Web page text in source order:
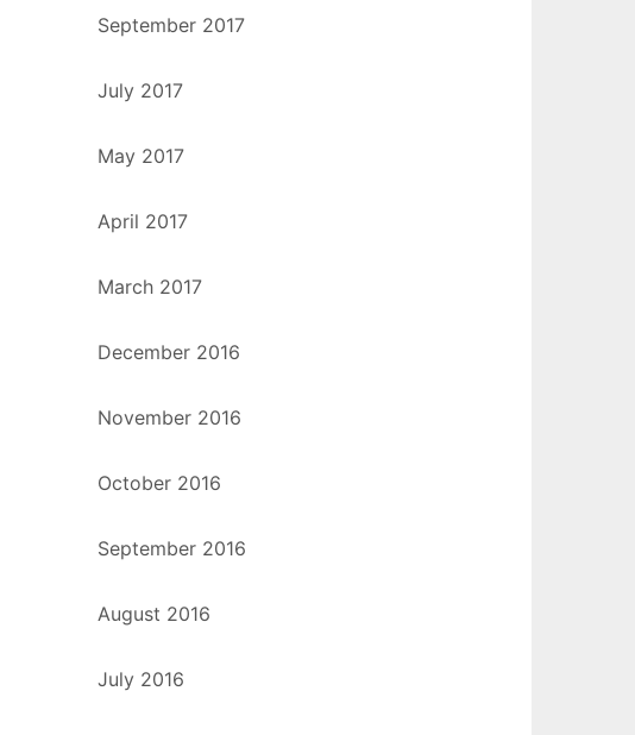
September 2017
July 2017
May 2017
April 2017
March 2017
December 2016
November 2016
October 2016
September 2016
August 2016
July 2016